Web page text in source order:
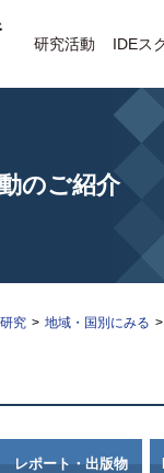
研究活動 IDEス
のご紹介
究 > 地域・国別にみる >
レポート・出版物